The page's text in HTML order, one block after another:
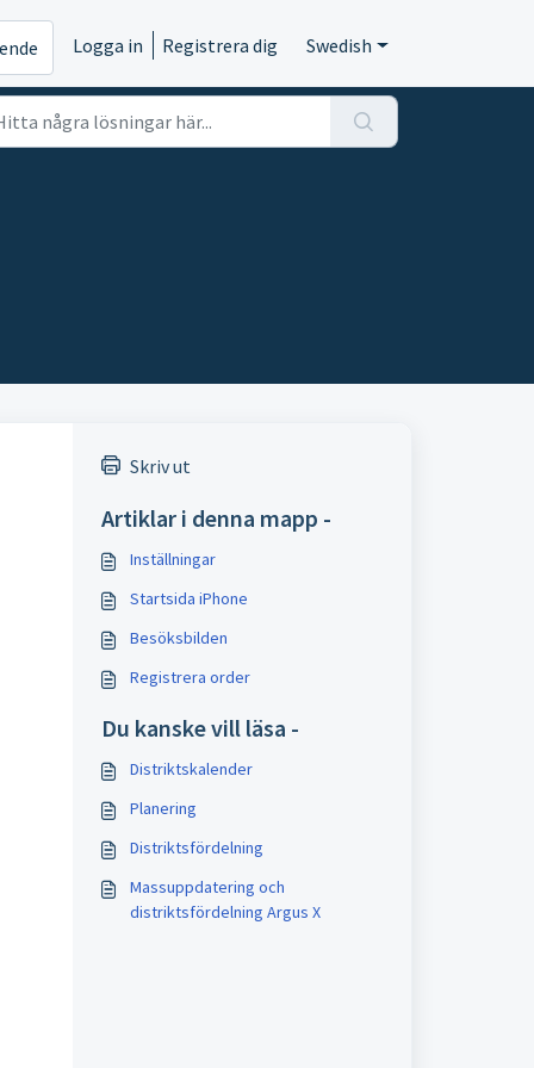
Logga in Registrera dig Swedish
Skriv ut
Artiklar i denna mapp -
Inställningar
Startsida iPhone
Besöksbilden
Registrera order
Du kanske vill läsa -
Distriktskalender
Planering
Distriktsfördelning
Massuppdatering och
distriktsfördelning Argus X